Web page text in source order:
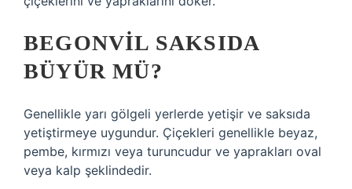
BEGONVIL SAKSIDA
BÜYÜR MÜ?
Genellikle yarı gölgeli yerlerde yetişir ve saksıda
yetiştirmeye uygundur. Çiçekleri genellikle beyaz,
pembe, kırmızı veya turuncudur ve yaprakları oval
veya kalp şeklindedir.